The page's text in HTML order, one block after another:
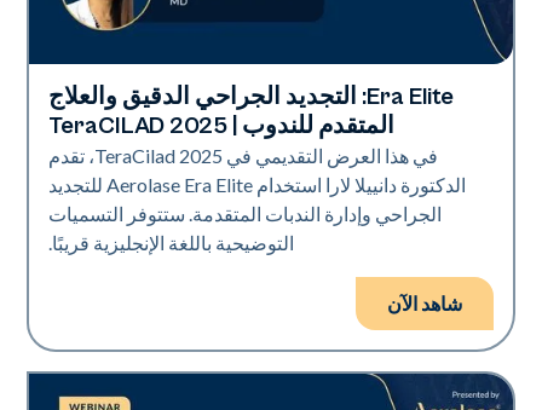
Era Elite
Era Elite: التجديد الجراحي الدقيق والعلاج
المتقدم للندوب | TeraCILAD 2025
في هذا العرض التقديمي في TeraCilad 2025، تقدم
الدكتورة دانييلا لارا استخدام Aerolase Era Elite للتجديد
الجراحي وإدارة الندبات المتقدمة. ستتوفر التسميات
التوضيحية باللغة الإنجليزية قريبًا.
شاهد الآن